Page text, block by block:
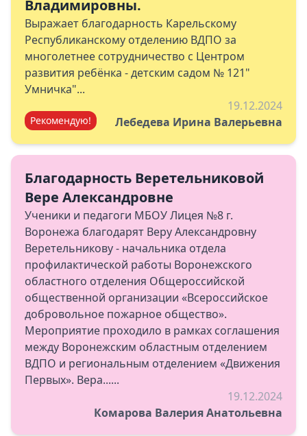
Владимировны.
Выражает благодарность Карельскому
Республиканскому отделению ВДПО за
многолетнее сотрудничество с Центром
развития ребёнка - детским садом № 121"
Умничка"...
Рекомендую!
19.12.2024
Лебедева Ирина Валерьевна
Благодарность Веретельниковой
Вере Александровне
Ученики и педагоги МБОУ Лицея №8 г.
Воронежа благодарят Веру Александровну
Веретельникову - начальника отдела
профилактической работы Воронежского
областного отделения Общероссийской
общественной организации «Всероссийское
добровольное пожарное общество».
Мероприятие проходило в рамках соглашения
между Воронежским областным отделением
ВДПО и региональным отделением «Движения
Первых». Вера......
19.12.2024
Комарова Валерия Анатольевна